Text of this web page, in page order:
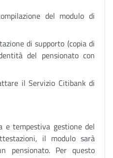
del modulo di
di supporto (copia di
del pensionato con
il Servizio Citibank di
e tempestiva gestione del
il modulo sarà
pensionato. Per questo